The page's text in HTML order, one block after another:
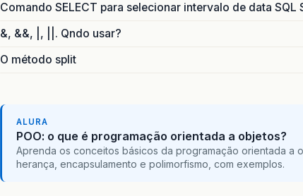
Comando SELECT para selecionar intervalo de data SQL
&, &&, |, ||. Qndo usar?
O método split
ALURA
POO: o que é programação orientada a objetos?
Aprenda os conceitos básicos da programação orientada a
herança, encapsulamento e polimorfismo, com exemplos.